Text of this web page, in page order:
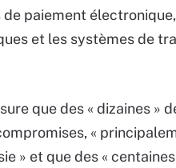
de paiement
et les systèmes de
que des « dizaines »
«
» et que des «